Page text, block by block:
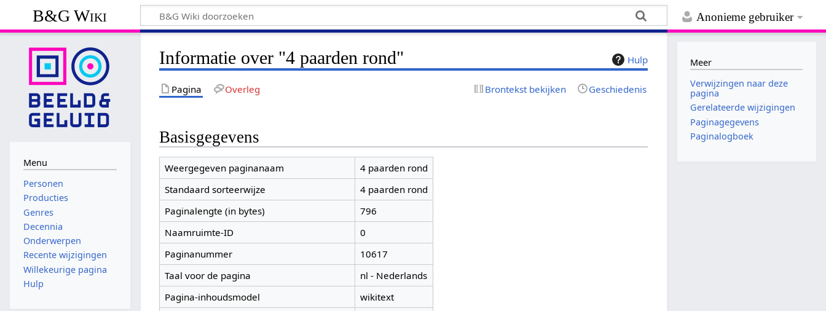
Anonieme gebruiker
B&G Wiki
Hulp
Informatie over "4 paarden rond"
Pagina Overleg Brontekst bekijken Geschiedenis
Basisgegevens
Weergegeven paginanaam
4 paarden rond
Standaard sorteerwijze
4 paarden rond
Paginalengte (in bytes)
796
Naamruimte-ID
0
Paginanummer
10617
Taal voor de pagina
nl - Nederlands
Pagina-inhoudsmodel
wikitext
Menu
Personen
Producties
Genres
Decennia
Onderwerpen
Recente wijzigingen
Willekeurige pagina
Hulp
Meer
Verwijzingen naar deze
pagina
Gerelateerde wijzigingen
Paginagegevens
Paginalogboek